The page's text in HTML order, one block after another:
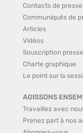
Contacts de presse
Communiqués de
Articles
Vidéos
Souscription presse
Charte graphique
Le point sur la
AGISSONS
Travaillez avec
Prenez part à nos